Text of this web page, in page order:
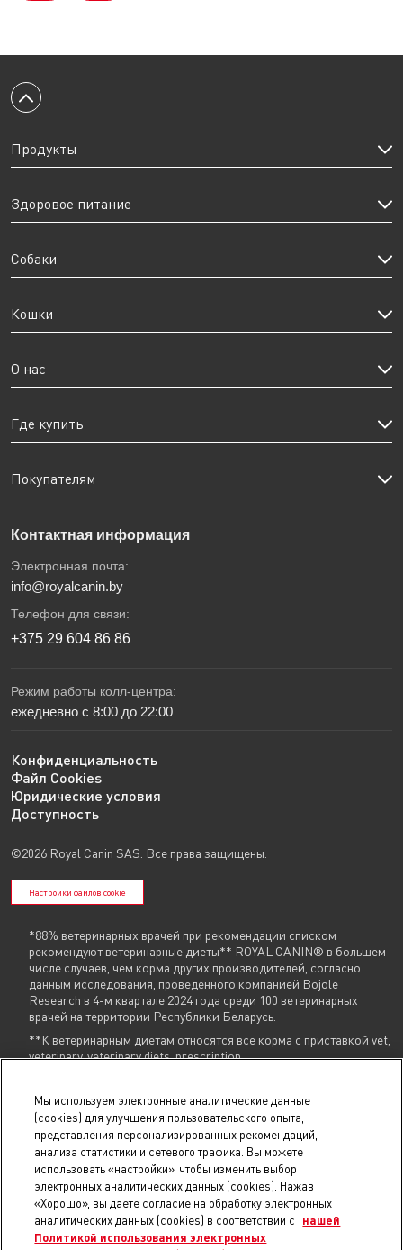
Вернуться к началу
Продукты
Здоровое питание
Собаки
Кошки
О нас
Где купить
Покупателям
Контактная информация
Электронная почта:
info@royalcanin.by
Телефон для связи:
+375 29 604 86 86
Режим работы колл-центра:
ежедневно с 8:00 до 22:00
Конфиденциальность
Файл Cookies
Юридические условия
Доступность
©2026 Royal Canin SAS. Все права защищены.
Настройки файлов cookie
*88% ветеринарных врачей при рекомендации списком
рекомендуют ветеринарные диеты** ROYAL CANIN® в большем
числе случаев, чем корма других производителей, согласно
данным исследования, проведенного компанией Bojole
Research в 4-м квартале 2024 года среди 100 ветеринарных
врачей на территории Республики Беларусь.
**К ветеринарным диетам относятся все корма с приставкой vet,
veterinary, veterinary diets, prescription
Указанные контакты ( +375 29 604 86 86,info@royalcanin.by) являются в том
числе контактами для связи по вопросам обращения покупателей о
В торговом реестре с 31 июля 2025 г., № регистрации 754731.
В реестре БелГИЭ с 15 мая 2025 г., № регистрации 206019, адрес ресурса:
royalcanin.by, владелец ресурса: Унитарное предприятие
«РусканБел». Проверить регистрацию.
© 2025 royalcanin.by, Продавец УНП 190806803, регистрация №190806803,
22.02.2007, Мингорисполком, Общество с ограниченной ответственностью
«Триовист», юр.адрес: 220020, Минск, пр. Победителей, 100, оф. 203 E-mail:
Мы используем электронные аналитические данные
(cookies) для улучшения пользовательского опыта,
представления персонализированных рекомендаций,
анализа статистики и сетевого трафика. Вы можете
использовать «настройки», чтобы изменить выбор
электронных аналитических данных (cookies). Нажав
«Хорошо», вы даете согласие на обработку электронных
аналитических данных (cookies) в соответствии с
нашей
Политикой использования электронных